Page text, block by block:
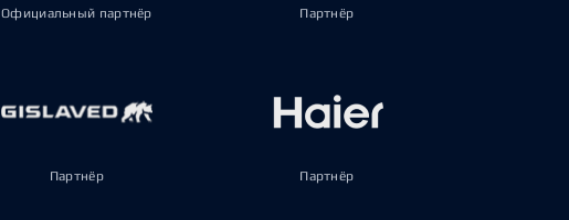
Официальный партнёр Партнёр
Партнёр Партнёр